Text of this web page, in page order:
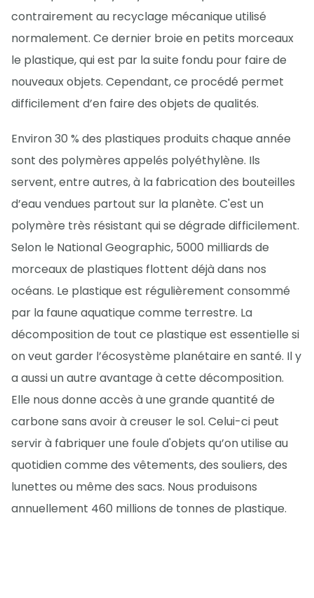
contrairement au recyclage mécanique utilisé
normalement. Ce dernier broie en petits morceaux
le plastique, qui est par la suite fondu pour faire de
nouveaux objets. Cependant, ce procédé permet
difficilement d’en faire des objets de qualités.
Environ 30 % des plastiques produits chaque année
sont des polymères appelés polyéthylène. Ils
servent, entre autres, à la fabrication des bouteilles
d’eau vendues partout sur la planète. C'est un
polymère très résistant qui se dégrade difficilement.
Selon le National Geographic, 5000 milliards de
morceaux de plastiques flottent déjà dans nos
océans. Le plastique est régulièrement consommé
par la faune aquatique comme terrestre. La
décomposition de tout ce plastique est essentielle si
on veut garder l’écosystème planétaire en santé. Il y
a aussi un autre avantage à cette décomposition.
Elle nous donne accès à une grande quantité de
carbone sans avoir à creuser le sol. Celui-ci peut
servir à fabriquer une foule d'objets qu’on utilise au
quotidien comme des vêtements, des souliers, des
lunettes ou même des sacs. Nous produisons
annuellement 460 millions de tonnes de plastique.